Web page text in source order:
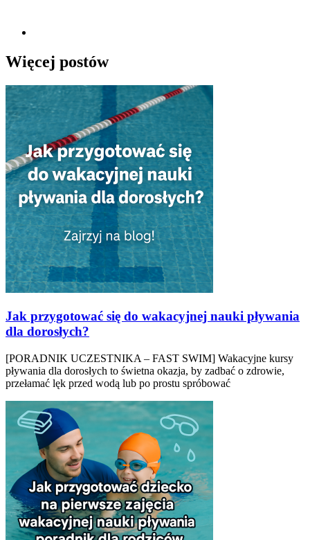
Więcej postów
Jak przygotować się do wakacyjnej nauki pływania
dla dorosłych?
[PORADNIK UCZESTNIKA – FAST SWIM] Wakacyjne kursy
pływania dla dorosłych to świetna okazja, by zadbać o zdrowie,
przełamać lęk przed wodą lub po prostu spróbować